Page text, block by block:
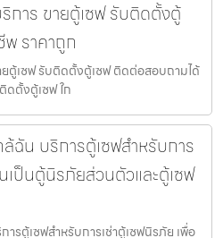
การ ขายตู้เซฟ รับติดตั้งตู้
ราคาถูก
ตู้เซฟ รับติดตั้งตู้เซฟ ติดต่อสอบถามได้
ดตั้งตู้เซฟ ใก
ฉัน บริการตู้เซฟสำหรับการ
เป็นตู้นิรภัยส่วนตัวและตู้เซฟ
รตู้เซฟสำหรับการเช่าตู้เซฟนิรภัย เพื่อ